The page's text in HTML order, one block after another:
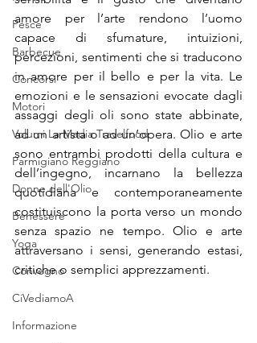
Pesce
Barbecue
Concorsi
Motori
Volumi La Madia Travelfood
Parmigiano Reggiano
Donne dell'Olio
Benessere
Yoga
Convegno
CiVediamoA
Informazione
amore per l’arte rendono l’uomo
capace di sfumature, intuizioni,
percezioni, sentimenti che si traducono
in amore per il bello e per la vita. Le
emozioni e le sensazioni evocate dagli
assaggi degli oli sono state abbinate,
ad un artista o ad un’opera. Olio e arte
sono entrambi prodotti della cultura e
dell’ingegno, incarnano la bellezza
quotidiana e contemporaneamente
costituiscono la porta verso un mondo
senza spazio ne tempo. Olio e arte
attraversano i sensi, generando estasi,
critiche o semplici apprezzamenti.